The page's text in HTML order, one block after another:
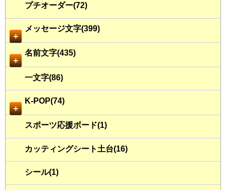
プチオーダー(72)
＋
メッセージ文字(399)
＋
名前文字(435)
一文字(86)
＋
K-POP(74)
スポーツ応援ボード(1)
カッティングシート土台(16)
シール(1)